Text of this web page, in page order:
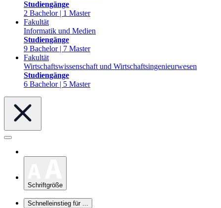
Studiengänge
2 Bachelor | 1 Master
Fakultät
Informatik und Medien
Studiengänge
9 Bachelor | 7 Master
Fakultät
Wirtschaftswissenschaft und Wirtschaftsingenieurwesen
Studiengänge
6 Bachelor | 5 Master
Schriftgröße
Schnelleinstieg für ...